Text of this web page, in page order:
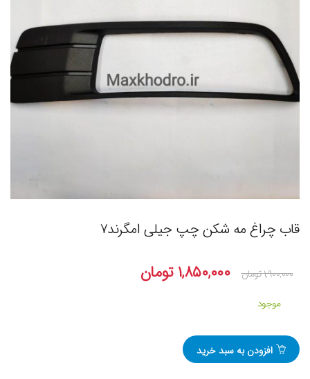
قاب چراغ مه شکن چپ جیلی امگرند۷
۱,۹۰۰,۰۰۰تومان ۱,۸۵۰,۰۰۰ تومان
موجود
افزودن به سبد خرید